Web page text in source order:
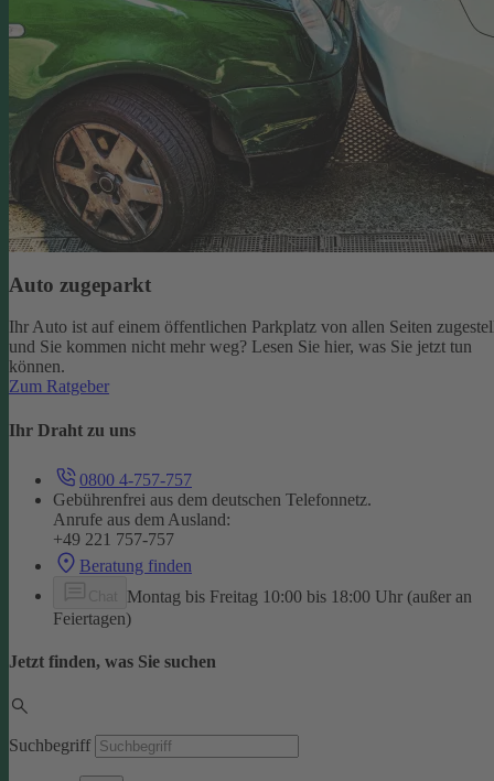
Auto zugeparkt
Ihr Auto ist auf einem öffentlichen Parkplatz von allen Seiten
und Sie kommen nicht mehr weg? Lesen Sie hier, was Sie jetzt tun
können.
Zum Ratgeber
Ihr Draht zu uns
0800 4-757-757
Gebührenfrei aus dem deutschen Telefonnetz.
Anrufe aus dem Ausland:
+49 221 757-757
Beratung finden
Montag bis Freitag 10:00 bis 18:00 Uhr (außer an
Feiertagen)
Jetzt finden, was Sie suchen
Suchbegriff